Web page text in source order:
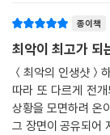
종이책
최악이 최고가 되
＜최악의 인생샷＞
따라 또 다르게 전
상황을 모면하려 온
그 장면이 공유되어